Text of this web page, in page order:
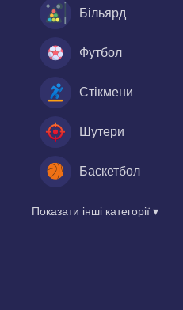
Більярд
Футбол
Стікмени
Шутери
Баскетбол
Показати інші категорії ▾